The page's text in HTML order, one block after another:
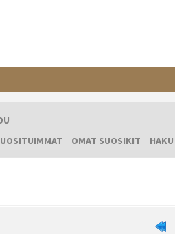
OMAT SUOSIKIT HAKU